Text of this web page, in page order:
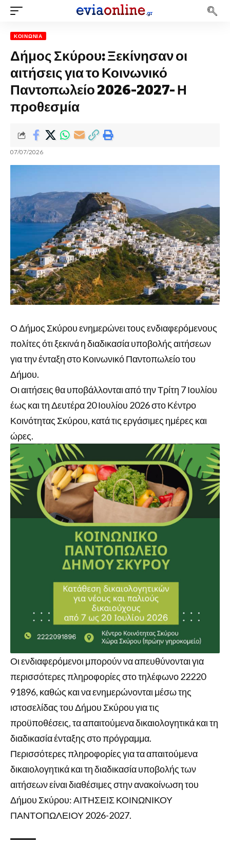
ΚΟΙΝΩΝΊΑ
Δήμος Σκύρου: Ξεκίνησαν οι
αιτήσεις για το Κοινωνικό
Παντοπωλείο 2026-2027- Η
προθεσμία
07/07/2026
Ο Δήμος Σκύρου ενημερώνει τους ενδιαφερόμενους
πολίτες ότι ξεκινά η διαδικασία υποβολής αιτήσεων
για την ένταξη στο Κοινωνικό Παντοπωλείο του
Δήμου.
Οι αιτήσεις θα υποβάλλονται από την Τρίτη 7 Ιουλίου
έως και τη Δευτέρα 20 Ιουλίου 2026 στο Κέντρο
Κοινότητας Σκύρου, κατά τις εργάσιμες ημέρες και
ώρες.
Οι ενδιαφερόμενοι μπορούν να απευθύνονται για
περισσότερες πληροφορίες στο τηλέφωνο 22220
91896, καθώς και να ενημερώνονται μέσω της
ιστοσελίδας του Δήμου Σκύρου για τις
προϋποθέσεις, τα απαιτούμενα δικαιολογητικά και τη
διαδικασία ένταξης στο πρόγραμμα.
Περισσότερες πληροφορίες για τα απαιτούμενα
δικαιολογητικά και τη διαδικασία υποβολής των
αιτήσεων είναι διαθέσιμες στην ανακοίνωση του
Δήμου Σκύρου: ΑΙΤΗΣΕΙΣ ΚΟΙΝΩΝΙΚΟΥ
ΠΑΝΤΟΠΩΛΕΙΟΥ 2026-2027.